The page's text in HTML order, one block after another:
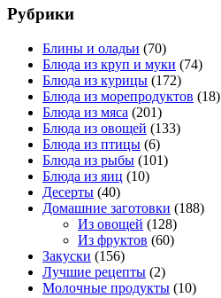
Рубрики
Блины и оладьи (70)
Блюда из круп и муки (74)
Блюда из курицы (172)
Блюда из морепродуктов (18)
Блюда из мяса (201)
Блюда из овощей (133)
Блюда из птицы (6)
Блюда из рыбы (101)
Блюда из яиц (10)
Десерты (40)
Домашние заготовки (188)
Из овощей (128)
Из фруктов (60)
Закуски (156)
Лучшие рецепты (2)
Молочные продукты (10)